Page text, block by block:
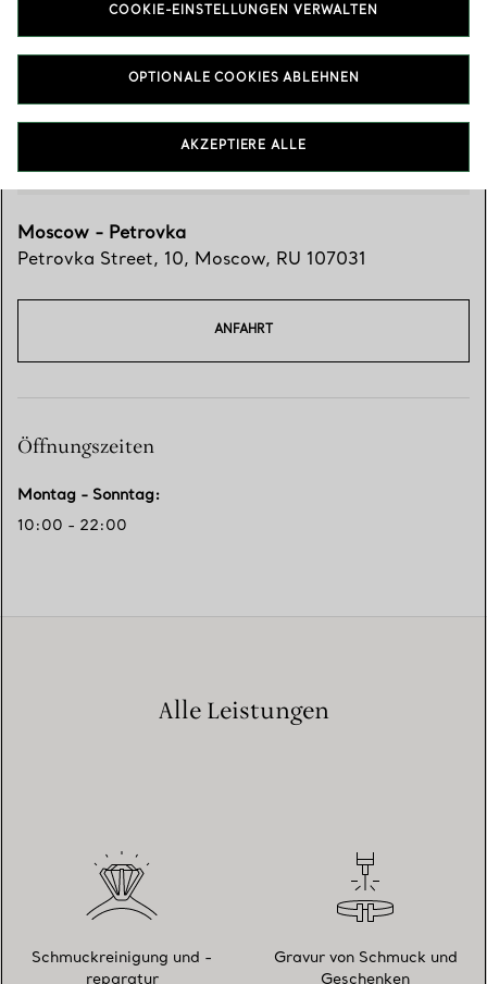
Besuchen Sie uns
Moscow - Petrovka
Petrovka Street, 10, Moscow, RU 107031
ANFAHRT
Öffnungszeiten
Montag - Sonntag:
10:00 - 22:00
Alle Leistungen
Schmuckreinigung und -
reparatur
Gravur von Schmuck und
Geschenken
COOKIE-EINSTELLUNGEN VERWALTEN
OPTIONALE COOKIES ABLEHNEN
AKZEPTIERE ALLE